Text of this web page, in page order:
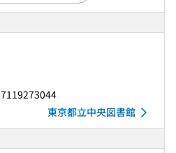
7119273044
東京都立中央図書館